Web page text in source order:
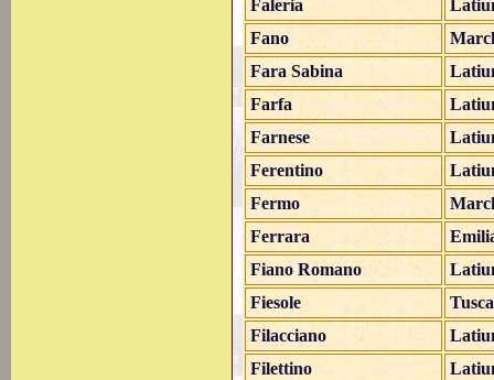
Faleria
Fano
Fara Sabina
Farfa
Farnese
Ferentino
Fermo
Ferrara
Fiano Romano
Fiesole
Filacciano
Filettino